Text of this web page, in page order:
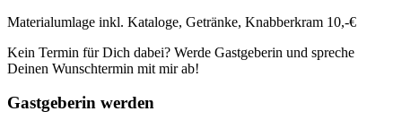
Materialumlage inkl. Kataloge, Getränke, Knabberkram 10,-€
Kein Termin für Dich dabei? Werde Gastgeberin und spreche
Deinen Wunschtermin mit mir ab!
Gastgeberin werden